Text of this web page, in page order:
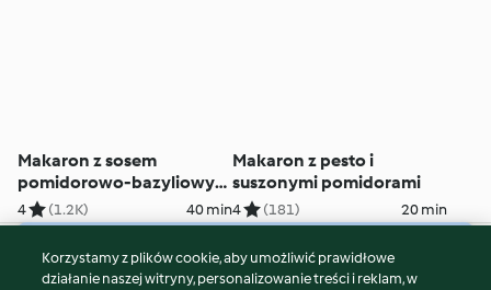
Makaron z sosem
pomidorowo-bazyliowym
i szynką
4 (1.2K) 40 min
Makaron z pesto i
suszonymi pomidorami
4 (181) 20 min
© Copyright 2026
Korzystamy z plików cookie, aby umożliwić prawidłowe
działanie naszej witryny, personalizowanie treści i reklam, w